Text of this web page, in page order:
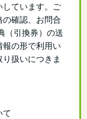
しています。ご
確認、お問合
（引換券）の送
報の形で利用い
扱いにつきま
て